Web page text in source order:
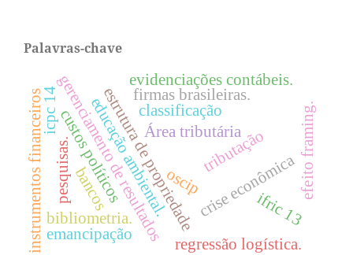
Palavras-chave
classificação
Área tributária
tributação
gerenciamento de resultados
estrutura de propriedade
firmas brasileiras.
bibliometria.
bancos crise econômica
instrumentos financeiros pesquisas. oscip
educação ambiental.
custos políticos
evidenciações contábeis.
ifric 13
icpc 14
regressão logística.
efeito framing.
emancipação